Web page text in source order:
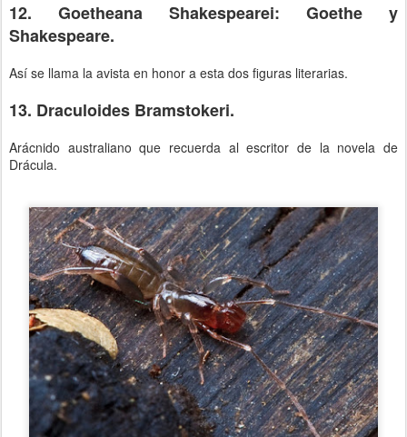
12. Goetheana Shakespearei: Goethe y
Shakespeare.
Así se llama la avista en honor a esta dos figuras literarias.
13. Draculoides Bramstokeri.
Arácnido australiano que recuerda al escritor de la novela de
Drácula.